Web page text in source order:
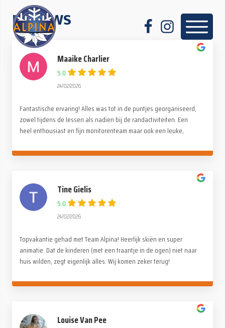
REVIEWS
Maaike Charlier
5.0
24/02/2026
Fantastische ervaring! Alles was tot in de puntjes georganiseerd,
zowel tijdens de lessen als nadien bij de randactiviteiten. Een
heel enthousiast en fijn monitorenteam maar ook een leuke,
dankjewel voor deze onvergetelijke reis!
Tine Gielis
5.0
24/02/2026
Topvakantie gehad met Team Alpina! Heerlijk skiën en super
animatie. Dat de kinderen (met een traantje in de ogen) niet naar
huis wilden, zegt eigenlijk alles. Wij komen zeker terug!
Louise Van Pee